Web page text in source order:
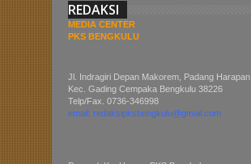
REDAKSI
MEDIA CENTER
PKS BENGKULU
Jl. Indragiri Depan Makorem, Padang Harapan,
Kec. Gading Cempaka Bengkulu 38226
Telp/Fax. 0736-346998
email: redaksipksbengkulu@gmail.com